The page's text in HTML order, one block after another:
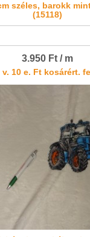
széles, barokk
(15118)
3.950 Ft / m
v. 10 e. Ft kosárért.